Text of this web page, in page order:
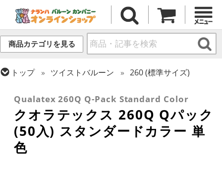
商品カテゴリを見る
トップ ツイストバルーン
260 (標準サイズ)
Qualatex 260Q Q-Pack Standard Color
クオラテックス 260Q Qパック
(50入) スタンダードカラー 単
色